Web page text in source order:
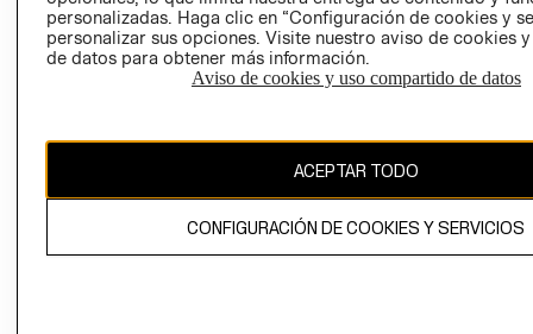
Chile ($)
El contenido de esta página web está protegido por copyright y es
propiedad de H&M Hennes & Mauritz AB.
personalizadas. Haga clic en “Configuración de cookies y
personalizar sus opciones. Visite nuestro aviso de cookies
de datos para obtener más información.
Aviso de cookies y uso compartido de datos
ACEPTAR TODO
CONFIGURACIÓN DE COOKIES Y SERVICIOS